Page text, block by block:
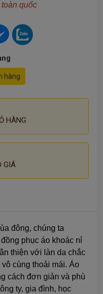
quốc
hàng
HÀNG
GIÁ
đông, chúng ta
phục áo khoác nỉ
thiện với làn da chắc
cùng thoải mái. Áo
cách đơn giản và phù
ty, gia đình, học